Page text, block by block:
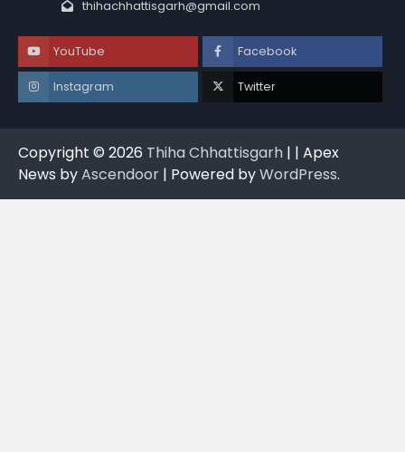
thihachhattisgarh@gmail.com
YouTube Facebook
Instagram Twitter
Copyright © 2026 Thiha Chhattisgarh | | Apex
News byAscendoor | Powered byWordPress.